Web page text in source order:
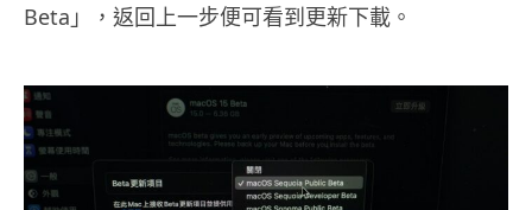
Beta」，返回上一步便可看到更新下載。